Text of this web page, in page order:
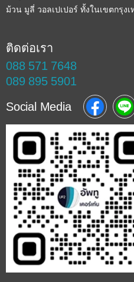
ม้วน มูลี่ วอลเปเปอร์ ทั้งในเขตกรุ
ติดต่อเรา
088 571 7648
089 895 5901
Social Media